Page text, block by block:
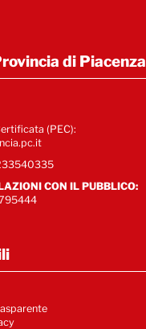
di Piacenza
(PEC):
CON IL PUBBLICO: